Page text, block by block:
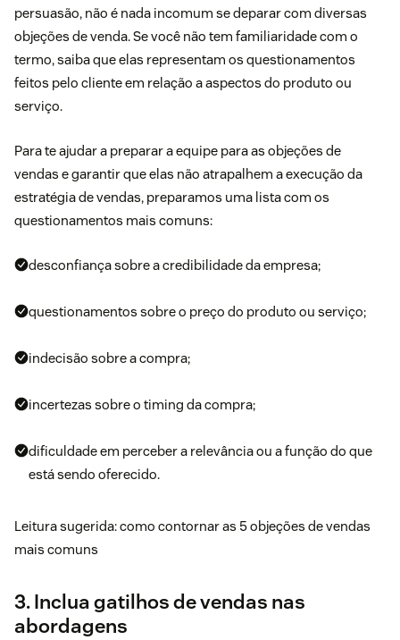
persuasão, não é nada incomum se deparar com diversas
objeções de venda. Se você não tem familiaridade com o
termo, saiba que elas representam os questionamentos
feitos pelo cliente em relação a aspectos do produto ou
serviço.
Para te ajudar a preparar a equipe para as objeções de
vendas e garantir que elas não atrapalhem a execução da
estratégia de vendas, preparamos uma lista com os
questionamentos mais comuns:
desconfiança sobre a credibilidade da empresa;
questionamentos sobre o preço do produto ou serviço;
indecisão sobre a compra;
incertezas sobre o timing da compra;
dificuldade em perceber a relevância ou a função do que
está sendo oferecido.
Leitura sugerida: como contornar as 5 objeções de vendas
mais comuns
3. Inclua gatilhos de vendas nas
abordagens